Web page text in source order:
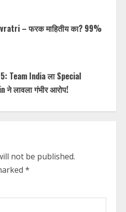
– फरक माहितीय का? 99%
Team India ला Special
ने लावला गंभीर आरोप!
not be published.
*